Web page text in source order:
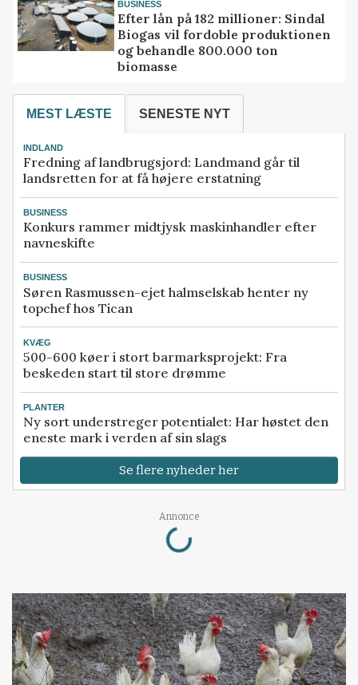
BUSINESS
Efter lån på 182 millioner: Sindal
Biogas vil fordoble produktionen
og behandle 800.000 ton
biomasse
MEST LÆSTE SENESTE NYT
INDLAND
Fredning af landbrugsjord: Landmand går til
landsretten for at få højere erstatning
BUSINESS
Konkurs rammer midtjysk maskinhandler efter
navneskifte
BUSINESS
Søren Rasmussen-ejet halmselskab henter ny
topchef hos Tican
KVÆG
500-600 køer i stort barmarksprojekt: Fra
beskeden start til store drømme
PLANTER
Ny sort understreger potentialet: Har høstet den
eneste mark i verden af sin slags
Se flere nyheder her
Annonce
Loading...